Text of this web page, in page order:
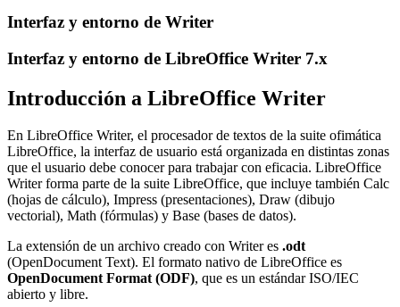
Interfaz y entorno de Writer
Interfaz y entorno de LibreOffice Writer 7.x
Introducción a LibreOffice Writer
En LibreOffice Writer, el procesador de textos de la suite ofimática
LibreOffice, la interfaz de usuario está organizada en distintas zonas
que el usuario debe conocer para trabajar con eficacia. LibreOffice
Writer forma parte de la suite LibreOffice, que incluye también Calc
(hojas de cálculo), Impress (presentaciones), Draw (dibujo
vectorial), Math (fórmulas) y Base (bases de datos).
La extensión de un archivo creado con Writer es .odt
(OpenDocument Text). El formato nativo de LibreOffice es
OpenDocument Format (ODF), que es un estándar ISO/IEC
abierto y libre.